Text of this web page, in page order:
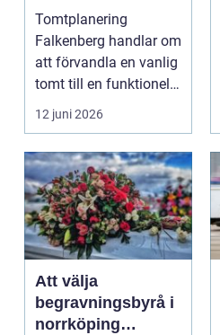
genomtänkt
trädgård som
håller över tid
Tomtplanering
Falkenberg handlar om
att förvandla en vanlig
tomt till en funktionell,
vacker oc...
12 juni 2026
Att välja
begravningsbyrå i
norrköping